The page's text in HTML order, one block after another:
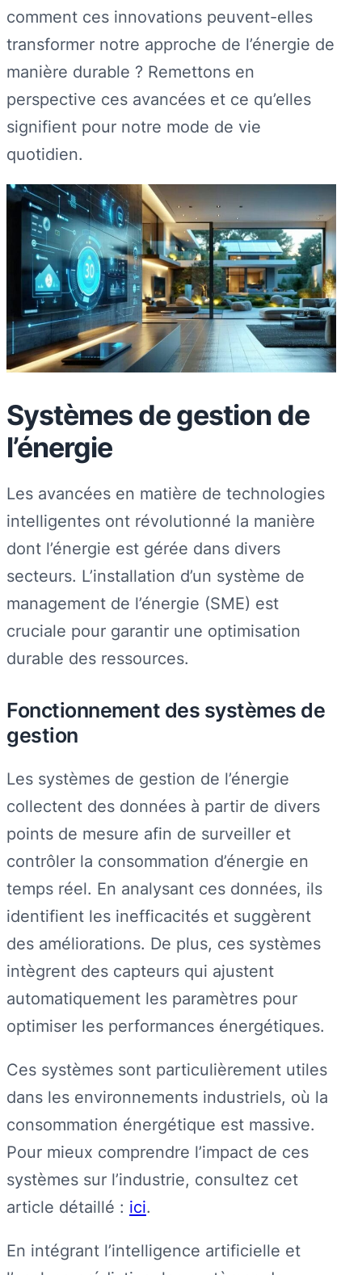
comment ces innovations peuvent-elles
transformer notre approche de l’énergie de
manière durable ? Remettons en
perspective ces avancées et ce qu’elles
signifient pour notre mode de vie
quotidien.
Systèmes de gestion de
l’énergie
Les avancées en matière de technologies
intelligentes ont révolutionné la manière
dont l’énergie est gérée dans divers
secteurs. L’installation d’un système de
management de l’énergie (SME) est
cruciale pour garantir une optimisation
durable des ressources.
Fonctionnement des systèmes de
gestion
Les systèmes de gestion de l’énergie
collectent des données à partir de divers
points de mesure afin de surveiller et
contrôler la consommation d’énergie en
temps réel. En analysant ces données, ils
identifient les inefficacités et suggèrent
des améliorations. De plus, ces systèmes
intègrent des capteurs qui ajustent
automatiquement les paramètres pour
optimiser les performances énergétiques.
Ces systèmes sont particulièrement utiles
dans les environnements industriels, où la
consommation énergétique est massive.
Pour mieux comprendre l’impact de ces
systèmes sur l’industrie, consultez cet
article détaillé : ici.
En intégrant l’intelligence artificielle et